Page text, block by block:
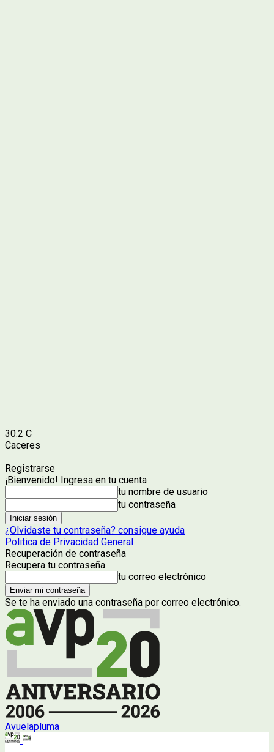
30.2 C
Caceres
Registrarse
¡Bienvenido! Ingresa en tu cuenta
tu nombre de usuario
tu contraseña
¿Olvidaste tu contraseña? consigue ayuda
Politica de Privacidad General
Recuperación de contraseña
Recupera tu contraseña
tu correo electrónico
Se te ha enviado una contraseña por correo electrónico.
Avuelapluma